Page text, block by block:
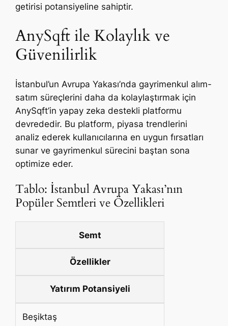
getirisi potansiyeline sahiptir.
AnySqft ile Kolaylık ve
Güvenilirlik
İstanbul’un Avrupa Yakası’nda gayrimenkul alım-
satım süreçlerini daha da kolaylaştırmak için
AnySqft’in yapay zeka destekli platformu
devrededir. Bu platform, piyasa trendlerini
analiz ederek kullanıcılarına en uygun fırsatları
sunar ve gayrimenkul sürecini baştan sona
optimize eder.
Tablo: İstanbul Avrupa Yakası’nın
Popüler Semtleri ve Özellikleri
Semt
Özellikler
Yatırım Potansiyeli
Beşiktaş